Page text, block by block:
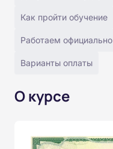
Как пройти обучение
Работаем официально
Варианты оплаты
О курсе